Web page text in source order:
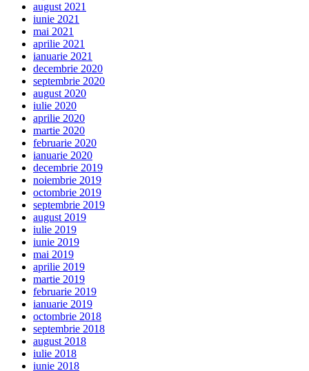
august 2021
iunie 2021
mai 2021
aprilie 2021
ianuarie 2021
decembrie 2020
septembrie 2020
august 2020
iulie 2020
aprilie 2020
martie 2020
februarie 2020
ianuarie 2020
decembrie 2019
noiembrie 2019
octombrie 2019
septembrie 2019
august 2019
iulie 2019
iunie 2019
mai 2019
aprilie 2019
martie 2019
februarie 2019
ianuarie 2019
octombrie 2018
septembrie 2018
august 2018
iulie 2018
iunie 2018